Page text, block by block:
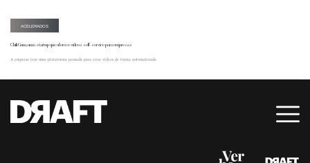
ACELERADOS
Chili Gum, uma startup que oferece vídeos self-service para empresas
A empresa tem uma plataforma pensada para criar vídeos de forma automatizada